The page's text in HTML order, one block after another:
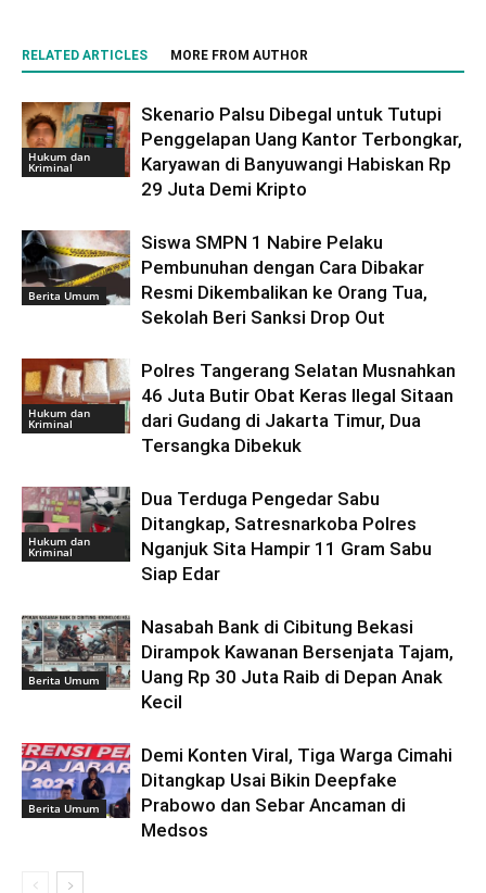
RELATED ARTICLES MORE FROM AUTHOR
Hukum dan
Kriminal
Skenario Palsu Dibegal untuk Tutupi
Penggelapan Uang Kantor Terbongkar,
Karyawan di Banyuwangi Habiskan Rp
29 Juta Demi Kripto
Berita Umum
Siswa SMPN 1 Nabire Pelaku
Pembunuhan dengan Cara Dibakar
Resmi Dikembalikan ke Orang Tua,
Sekolah Beri Sanksi Drop Out
Hukum dan
Kriminal
Polres Tangerang Selatan Musnahkan
46 Juta Butir Obat Keras Ilegal Sitaan
dari Gudang di Jakarta Timur, Dua
Tersangka Dibekuk
Hukum dan
Kriminal
Dua Terduga Pengedar Sabu
Ditangkap, Satresnarkoba Polres
Nganjuk Sita Hampir 11 Gram Sabu
Siap Edar
Berita Umum
Nasabah Bank di Cibitung Bekasi
Dirampok Kawanan Bersenjata Tajam,
Uang Rp 30 Juta Raib di Depan Anak
Kecil
Berita Umum
Demi Konten Viral, Tiga Warga Cimahi
Ditangkap Usai Bikin Deepfake
Prabowo dan Sebar Ancaman di
Medsos